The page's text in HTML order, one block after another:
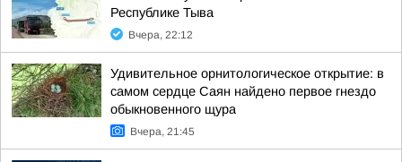
Республике Тыва
Вчера, 22:12
Удивительное орнитологическое открытие: в
самом сердце Саян найдено первое гнездо
обыкновенного щура
Вчера, 21:45